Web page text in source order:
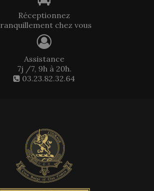
Réceptionnez
chez vous
Assistance
7j /7, 9h à 20h.
03.23.82.32.64